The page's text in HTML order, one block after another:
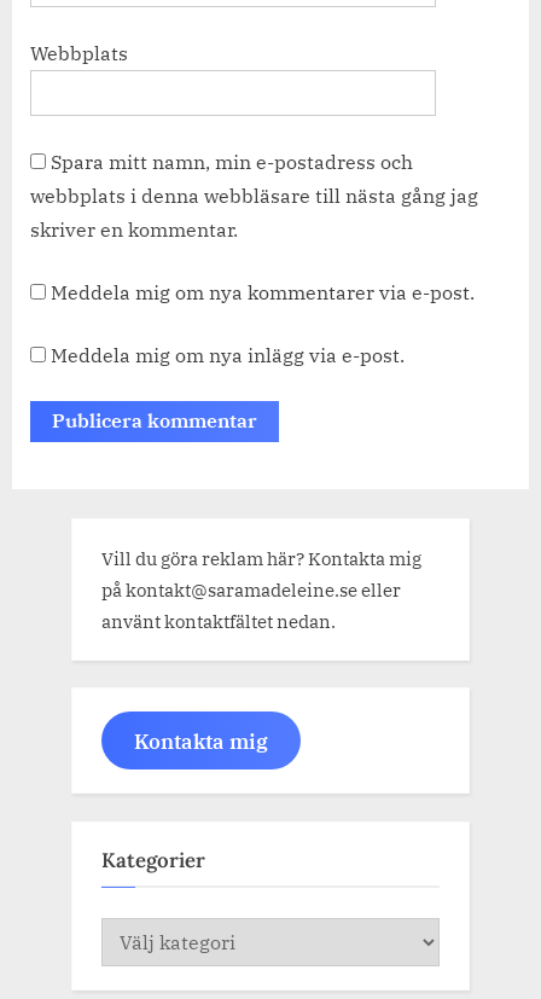
Webbplats
Spara mitt namn, min e-postadress och
webbplats i denna webbläsare till nästa gång jag
skriver en kommentar.
Meddela mig om nya kommentarer via e-post.
Meddela mig om nya inlägg via e-post.
Vill du göra reklam här? Kontakta mig
på kontakt@saramadeleine.se eller
använt kontaktfältet nedan.
Kontakta mig
Kategorier
Kategorier